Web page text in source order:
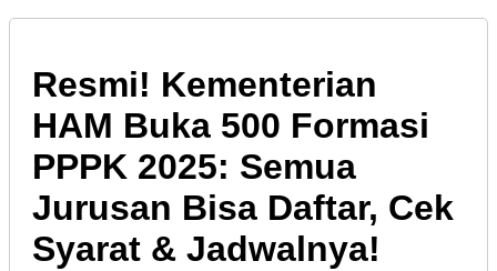
Resmi! Kementerian
HAM Buka 500 Formasi
PPPK 2025: Semua
Jurusan Bisa Daftar, Cek
Syarat & Jadwalnya!